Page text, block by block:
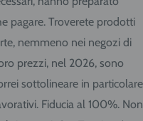
pagare. Troverete prodotti
nemmeno nei negozi di
prezzi, nel 2026, sono
sottolineare in particolare
Fiducia al 100%. Non